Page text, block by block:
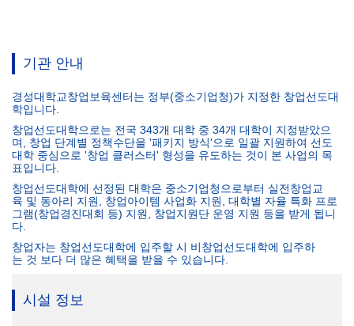
기관 안내
경성대학교창업보육센터는 정부(중소기업청)가 지정한 창업선도대
학입니다.
창업선도대학으로는 전국 343개 대학 중 34개 대학이 지정받았으
며, 창업 단계별 정책수단을 '패키지 방식'으로 일괄 지원하여 선도
대학 중심으로 '창업 클러스터' 형성을 유도하는 것이 본 사업의 목
표입니다.
창업선도대학에 선정된 대학은 중소기업청으로부터 실전창업교
육 및 동아리 지원, 창업아이템 사업화 지원, 대학별 자율 특화 프로
그램(창업경진대회 등) 지원, 창업지원단 운영 지원 등을 받게 됩니
다.
창업자는 창업선도대학에 입주할 시 비창업선도대학에 입주하
는 것 보다 더 많은 혜택을 받을 수 있습니다.
시설 정보